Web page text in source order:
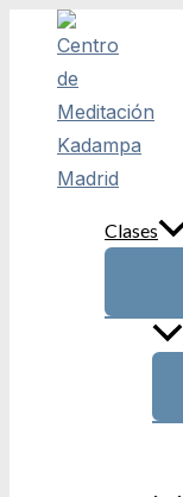
contenido
Clases